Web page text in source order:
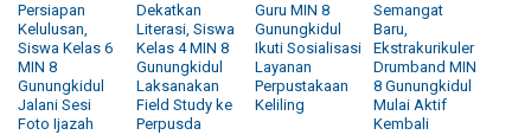
Persiapan
Kelulusan,
Siswa Kelas 6
MIN 8
Gunungkidul
Jalani Sesi
Foto Ijazah
Dekatkan
Literasi, Siswa
Kelas 4 MIN 8
Gunungkidul
Laksanakan
Field Study ke
Perpusda
Guru MIN 8
Gunungkidul
Ikuti Sosialisasi
Layanan
Perpustakaan
Keliling
Semangat
Baru,
Ekstrakurikuler
Drumband MIN
8 Gunungkidul
Mulai Aktif
Kembali